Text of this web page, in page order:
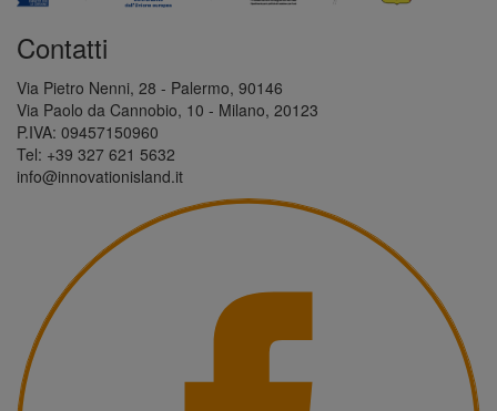
Contatti
Via Pietro Nenni, 28 - Palermo, 90146
Via Paolo da Cannobio, 10 - Milano, 20123
P.IVA: 09457150960
Tel: +39 327 621 5632
info@innovationisland.it